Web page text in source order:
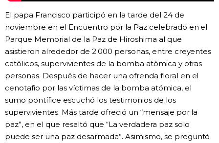
Blog
Tokio
El papa Francisco participó en la tarde del 24 de
noviembre en el Encuentro por la Paz celebrado en el
Parque Memorial de la Paz de Hiroshima al que
asistieron alrededor de 2.000 personas, entre creyentes
católicos, supervivientes de la bomba atómica y otras
personas. Después de hacer una ofrenda floral en el
cenotafio por las víctimas de la bomba atómica, el
sumo pontífice escuchó los testimonios de los
supervivientes. Más tarde ofreció un “mensaje por la
paz”, en el que resaltó que “La verdadera paz solo
puede ser una paz desarmada”. Asimismo, se preguntó